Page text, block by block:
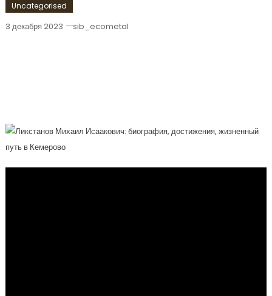
Uncategorised
3 декабря 2023 sib_ecometal